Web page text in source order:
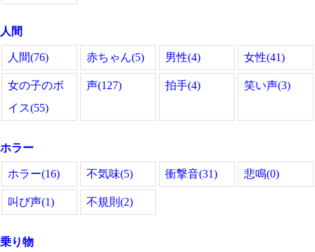
人間
人間(76) 赤ちゃん(5) 男性(4) 女性(41)
女の子のボ
イス(55)
声(127) 拍手(4) 笑い声(3)
ホラー
ホラー(16) 不気味(5) 衝撃音(31) 悲鳴(0)
叫び声(1) 不規則(2)
乗り物